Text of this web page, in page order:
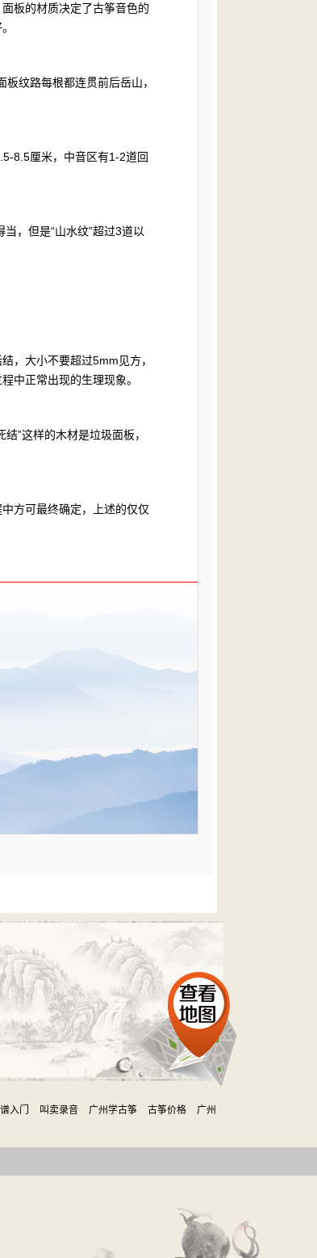
板的材质决定了古筝音色的
纹路每根都连贯前后岳山，
8.5厘米，中音区有1-2道回
，但是“山水纹”超过3道以
大小不要超过5mm见方，
中正常出现的生理现象。
”这样的木材是垃圾面板，
方可最终确定，上述的仅仅
入门 叫卖录音 广州学古筝 古筝价格 广州